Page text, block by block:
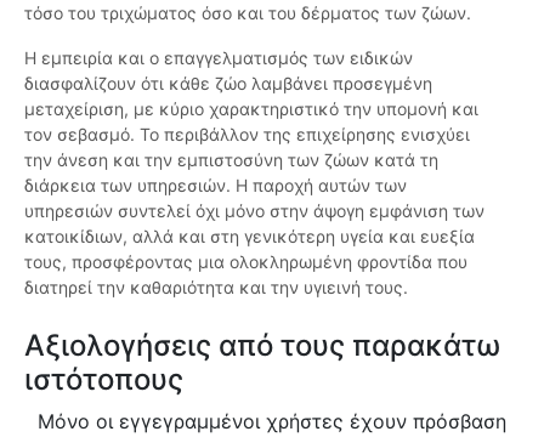
τόσο του τριχώματος όσο και του δέρματος των ζώων.
Η εμπειρία και ο επαγγελματισμός των ειδικών
διασφαλίζουν ότι κάθε ζώο λαμβάνει προσεγμένη
μεταχείριση, με κύριο χαρακτηριστικό την υπομονή και
τον σεβασμό. Το περιβάλλον της επιχείρησης ενισχύει
την άνεση και την εμπιστοσύνη των ζώων κατά τη
διάρκεια των υπηρεσιών. Η παροχή αυτών των
υπηρεσιών συντελεί όχι μόνο στην άψογη εμφάνιση των
κατοικίδιων, αλλά και στη γενικότερη υγεία και ευεξία
τους, προσφέροντας μια ολοκληρωμένη φροντίδα που
διατηρεί την καθαριότητα και την υγιεινή τους.
Αξιολογήσεις από τους παρακάτω
ιστότοπους
Μόνο οι εγγεγραμμένοι χρήστες έχουν πρόσβαση